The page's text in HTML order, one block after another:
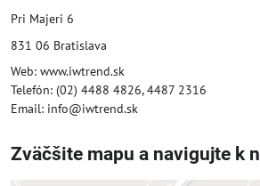
Pri Majeri 6
831 06 Bratislava
Web: www.iwtrend.sk
Telefón: (02) 4488 4826, 4487 2316
Email: info@iwtrend.sk
Zväčšite mapu a navigujte k